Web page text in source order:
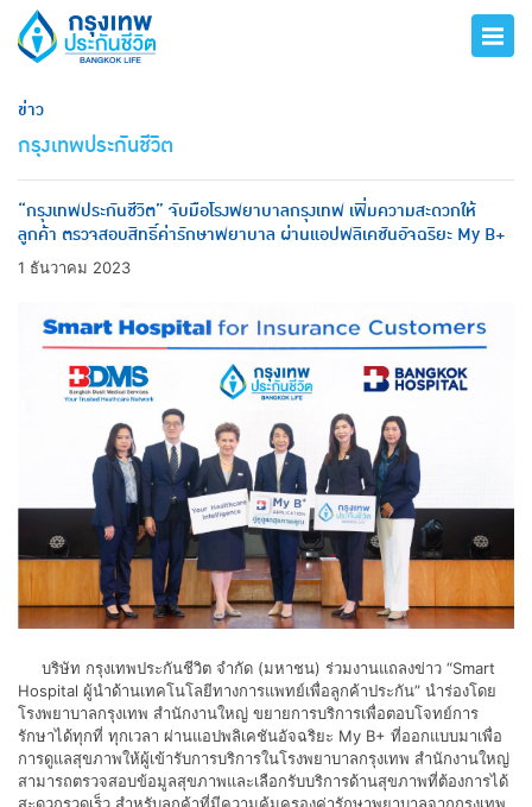
ข่าว
กรุงเทพประกันชีวิต
“กรุงเทพประกันชีวิต” จับมือโรงพยาบาลกรุงเทพ เพิ่มความสะดวกให้
ลูกค้า ตรวจสอบสิทธิ์ค่ารักษาพยาบาล ผ่านแอปพลิเคชันอัจฉริยะ My B+
1 ธันวาคม 2023
บริษัท กรุงเทพประกันชีวิต จำกัด (มหาชน) ร่วมงานแถลงข่าว “Smart
Hospital ผู้นำด้านเทคโนโลยีทางการแพทย์เพื่อลูกค้าประกัน” นำร่องโดย
โรงพยาบาลกรุงเทพ สำนักงานใหญ่ ขยายการบริการเพื่อตอบโจทย์การ
รักษาได้ทุกที่ ทุกเวลา ผ่านแอปพลิเคชันอัจฉริยะ My B+ ที่ออกแบบมาเพื่อ
การดูแลสุขภาพให้ผู้เข้ารับการบริการในโรงพยาบาลกรุงเทพ สำนักงานใหญ่
สามารถตรวจสอบข้อมูลสุขภาพและเลือกรับบริการด้านสุขภาพที่ต้องการได้